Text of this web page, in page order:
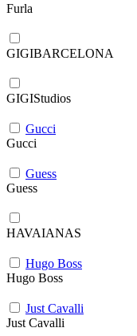
Furla
GIGIBARCELONA
GIGIStudios
Gucci
Gucci
Guess
Guess
HAVAIANAS
Hugo Boss
Hugo Boss
Just Cavalli
Just Cavalli